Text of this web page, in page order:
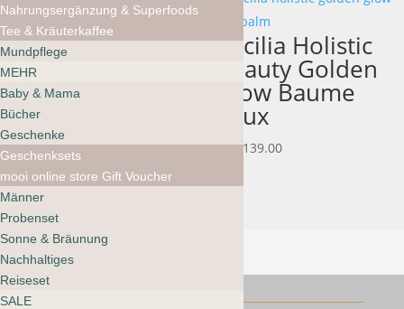
LILFOX Marshmallow Poof
– Peptide Crema
CHF
Cecilia Holistic
Beauty Golden
Glow Baume
Yeux
CHF139.00
Nahrungsergänzung & Superfoods
Tee & Kräuterkaffee
Mundpflege
MEHR
Baby & Mama
Bücher
Geschenke
Geschenksets
mooi online store Gift Voucher
Männer
Probenset
Sonne & Bräunung
Nachhaltiges
Reiseset
SALE